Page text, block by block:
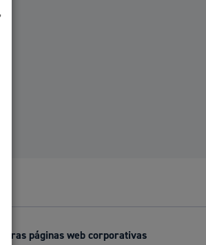
Otras páginas web corporativas